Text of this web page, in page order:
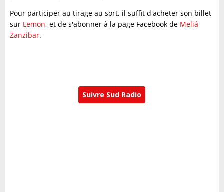
Pour participer au tirage au sort, il suffit d'acheter son billet
sur Lemon, et de s'abonner à la page Facebook de Meliá
Zanzibar.
Suivre Sud Radio